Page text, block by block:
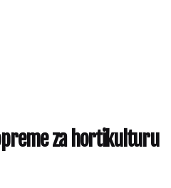
za hortikulturu